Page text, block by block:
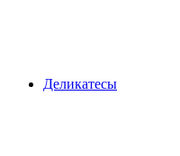
Деликатесы